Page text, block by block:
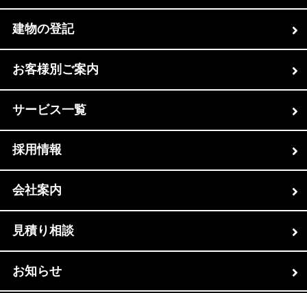
建物の登記
お客様別ご案内
サービス一覧
採用情報
会社案内
見積り相談
お知らせ